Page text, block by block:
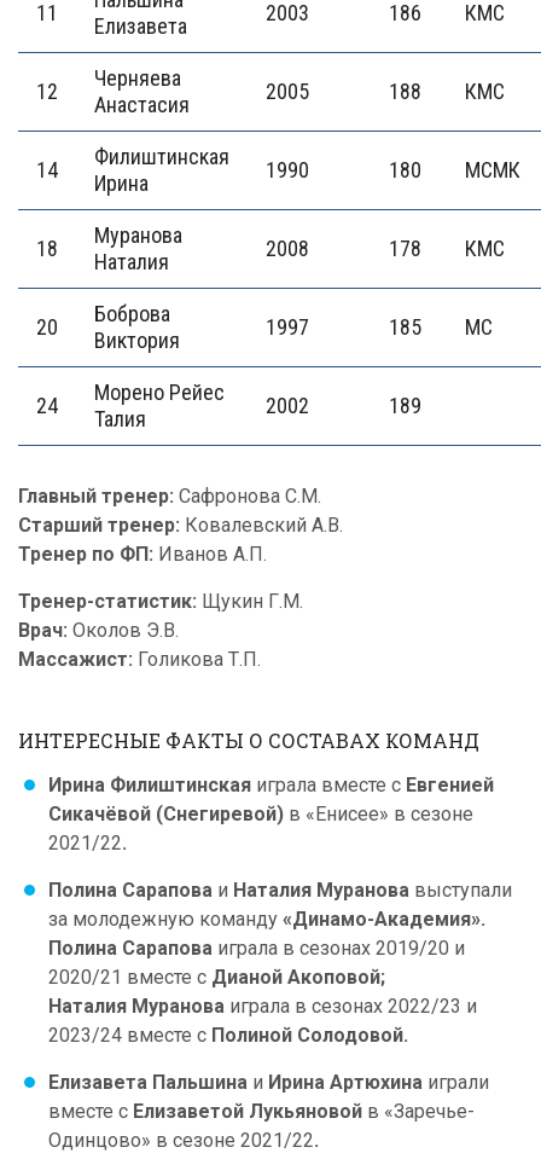
11
Елизавета
2003 186 КМС
12
Черняева
Анастасия
2005 188 КМС
14
Филиштинская
Ирина
1990 180 МСМК
18
Муранова
Наталия
2008 178 КМС
20
Боброва
Виктория
1997 185 МС
24
Морено Рейес
Талия
2002 189
Главный тренер: Сафронова С.М.
Старший тренер: Ковалевский А.В.
Тренер по ФП: Иванов А.П.
Тренер-статистик: Щукин Г.М.
Врач: Околов Э.В.
Массажист: Голикова Т.П.
ИНТЕРЕСНЫЕ ФАКТЫ О СОСТАВАХ КОМАНД
Ирина Филиштинская играла вместе с Евгенией
Сикачёвой (Снегиревой) в «Енисее» в сезоне
2021/22.
Полина Сарапова и Наталия Муранова выступали
за молодежную команду «Динамо-Академия».
Полина Сарапова играла в сезонах 2019/20 и
2020/21 вместе с Дианой Акоповой;
Наталия Муранова играла в сезонах 2022/23 и
2023/24 вместе с Полиной Солодовой.
Елизавета Пальшина и Ирина Артюхина играли
вместе с Елизаветой Лукьяновой в «Заречье-
Одинцово» в сезоне 2021/22.